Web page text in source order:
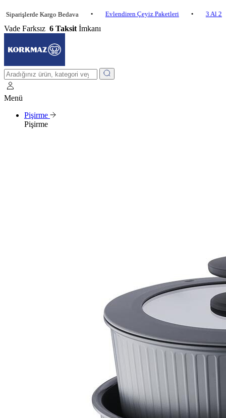
Kargo Bedava • Evlendiren Çeyiz Paketleri • 3 Al 2 Öde
Vade Farksız 6 Taksit İmkanı
Menü
Pişirme
Pişirme